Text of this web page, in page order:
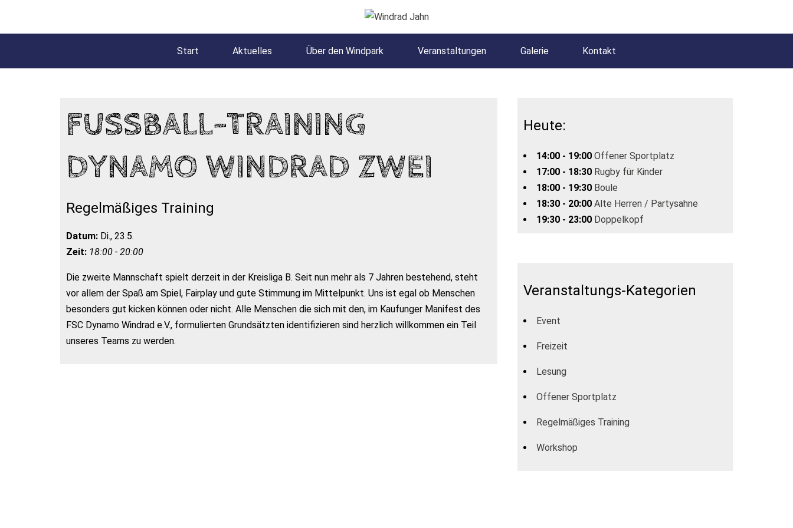
Start Aktuelles Über den Windpark Veranstaltungen Galerie Kontakt
FUSSBALL-TRAINING D
YNAMO WINDRAD ZWEI
Regelmäßiges Training
Datum: Di., 23.5.
Zeit: 18:00 - 20:00
Die zweite Mannschaft spielt derzeit in der Kreisliga B. Seit nun mehr als 7 Jahren bestehend, steht
vor allem der Spaß am Spiel, Fairplay und gute Stimmung im Mittelpunkt. Uns ist egal ob Menschen
besonders gut kicken können oder nicht. Alle Menschen die sich mit den, im Kaufunger Manifest des
FSC Dynamo Windrad e.V., formulierten Grundsätzten identifizieren sind herzlich willkommen ein Teil
unseres Teams zu werden.
Heute:
14:00 - 19:00 Offener Sportplatz
17:00 - 18:30 Rugby für Kinder
18:00 - 19:30 Boule
18:30 - 20:00 Alte Herren / Partysahne
19:30 - 23:00 Doppelkopf
Veranstaltungs-Kategorien
Event
Freizeit
Lesung
Offener Sportplatz
Regelmäßiges Training
Workshop